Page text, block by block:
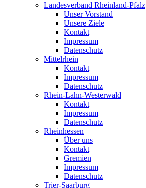
Landesverband Rheinland-Pfalz
Unser Vorstand
Unsere Ziele
Kontakt
Impressum
Datenschutz
Mittelrhein
Kontakt
Impressum
Datenschutz
Rhein-Lahn-Westerwald
Kontakt
Impressum
Datenschutz
Rheinhessen
Über uns
Kontakt
Gremien
Impressum
Datenschutz
Trier-Saarburg